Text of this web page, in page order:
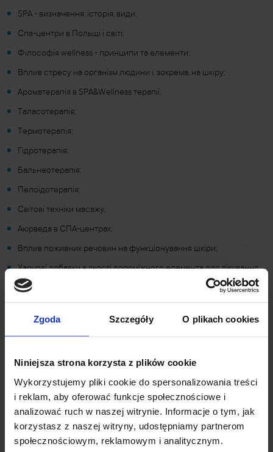
Zgoda Szczegóły O plikach cookies
Niniejsza strona korzysta z plików cookie
Wykorzystujemy pliki cookie do spersonalizowania treści
i reklam, aby oferować funkcje społecznościowe i
analizować ruch w naszej witrynie. Informacje o tym, jak
korzystasz z naszej witryny, udostępniamy partnerom
społecznościowym, reklamowym i analitycznym.
SPA - визначення, історія, види;
Спа-центри в Польщі і світі;
Філософія wellness - принципи та елементи;
Вплив стресу на організм людини і, зокрема, на шкіру;
Ароматерапія в SPA&Wellness терапії;
Таласотерапія;
Термотерапія;
Гідротерапія;
Бальнеотерапія;
Пелоїдотерапія;
Світові техніки масажу;
Аюрведа в СПА-центрах;
Вплив поживних речовин на функціонування шкіри;
Харчові добавки в якості допоміжного елемента для лікування
обличчя і тіла;
Управління СПА-центром;
Психологія в СПА-центрах.
Кар'єрний шлях
оздоровчі салони,
курорт,
салони SPA&Wellnes і DaySPA,